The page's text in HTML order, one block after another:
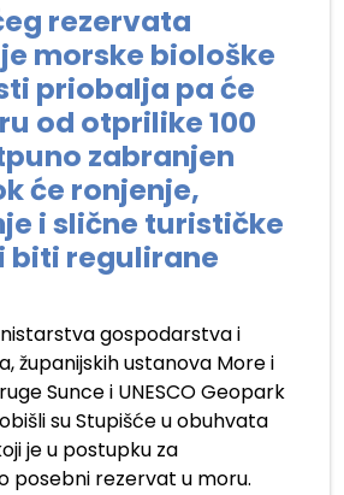
rezervata
morske biološke
priobalja pa će
od otprilike 100
zabranjen
će ronjenje,
i slične turističke
biti regulirane
gospodarstva i
županijskih ustanova More i
Sunce i UNESCO Geopark
su Stupišće u obuhvata
je u postupku za
posebni rezervat u moru.